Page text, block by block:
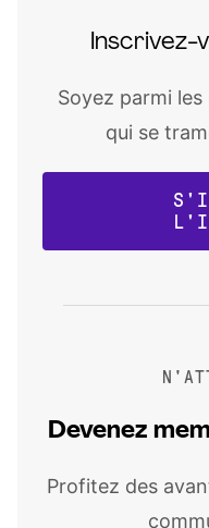
Inscrivez-
Soyez parmi
qui se
Devenez
Profitez des